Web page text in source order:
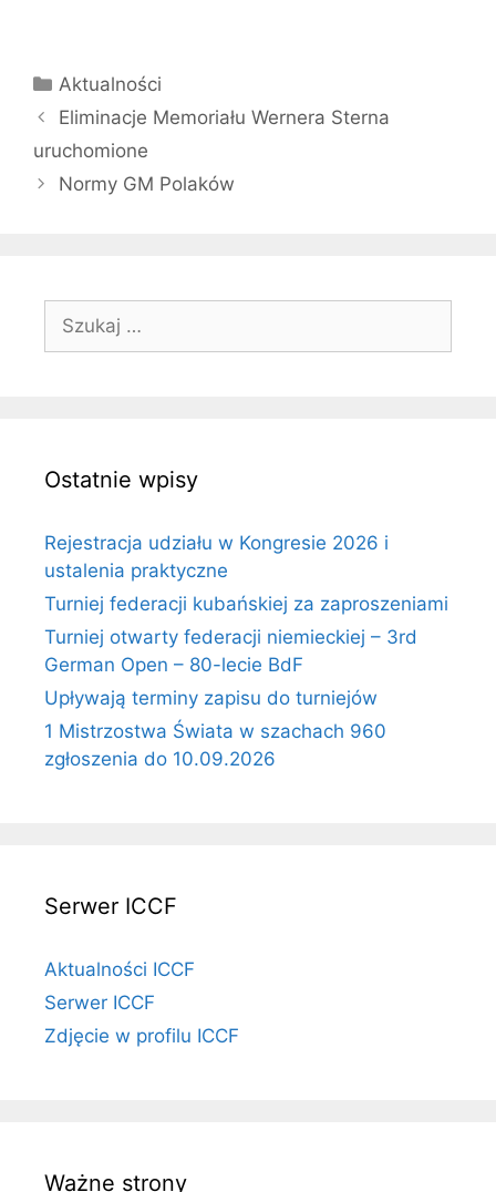
Kategorie
Aktualności
Eliminacje Memoriału Wernera Sterna
uruchomione
Normy GM Polaków
Szukaj:
Ostatnie wpisy
Rejestracja udziału w Kongresie 2026 i
ustalenia praktyczne
Turniej federacji kubańskiej za zaproszeniami
Turniej otwarty federacji niemieckiej – 3rd
German Open – 80-lecie BdF
Upływają terminy zapisu do turniejów
1 Mistrzostwa Świata w szachach 960
zgłoszenia do 10.09.2026
Serwer ICCF
Aktualności ICCF
Serwer ICCF
Zdjęcie w profilu ICCF
Ważne strony